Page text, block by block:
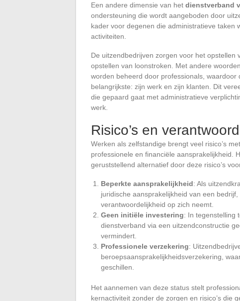
Een andere dimensie van het dienstverband
ondersteuning die wordt aangeboden door
kader voor degenen die administratieve taken
activiteiten.
De uitzendbedrijven zorgen voor het
opstellen van loonstroken. Met andere
worden beheerd door professionals,
belangrijkste: zijn werk en zijn klanten. Dit
die gepaard gaat met administratieve
werk.
Risico’s en
Werken als zelfstandige brengt veel risico’s
professionele en financiële aansprakelijkheid.
geruststellend alternatief door deze risico’s
Beperkte aansprakelijkheid: Als
juridische aansprakelijkheid van een
verantwoordelijkheid op zich neemt.
Geen initiële investering: In tegenstelling
dienstverband via een uitzendconstructie
vermindert.
Professionele verzekering:
beroepsaansprakelijkheidsverzekering,
geschillen.
Het aannemen van deze status stelt
kernactiviteit zonder de zorgen en risico’s die